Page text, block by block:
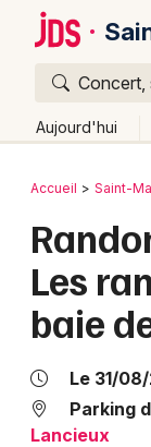
Concert,
Aujourd'hui
Publier
Grands
Activité &
Bordeaux
Colmar
Lille
Marseille
Retour
Accueil Saint-
Les
baie
Le 31/
Parking
Lancieux
Quoi ?
Où ?
Partout
Près
Quand ?
Aujourd'hui